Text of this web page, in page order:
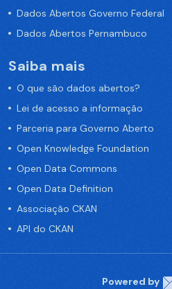
Dados Abertos Governo Federal
Dados Abertos Pernambuco
Saiba mais
O que são dados abertos?
Lei de acesso a informação
Parceria para Governo Aberto
Open Knowledge Foundation
Open Data Commons
Open Data Definition
Associação CKAN
API do CKAN
Powered by